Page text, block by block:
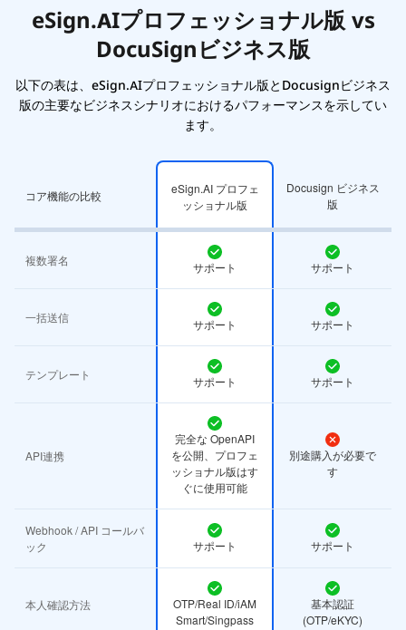
eSign.AIプロフェッショナル版 vs
DocuSignビジネス版
以下の表は、eSign.AIプロフェッショナル版とDocusignビジネス
版の主要なビジネスシナリオにおけるパフォーマンスを示してい
ます。
コア機能の比較
eSign.AI プロフェ
ッショナル版
Docusign ビジネス
版
複数署名 サポート サポート
一括送信 サポート サポート
テンプレート サポート サポート
API連携
完全な OpenAPI
を公開、プロフェ
ッショナル版はす
ぐに使用可能
別途購入が必要で
す
Webhook / API コールバ
ック
サポート サポート
本人確認方法
OTP/Real ID/iAM
Smart/Singpass
基本認証
(OTP/eKYC)